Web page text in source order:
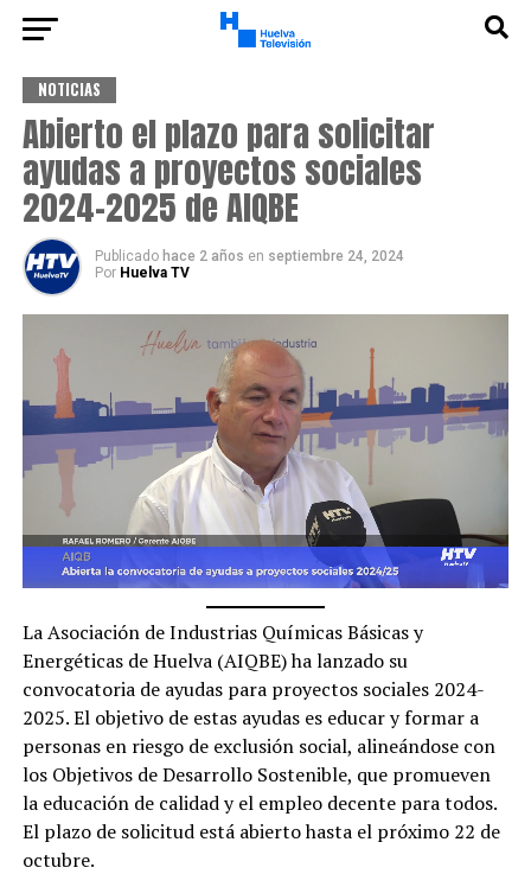
NOTICIAS
Abierto el plazo para solicitar
ayudas a proyectos sociales
2024-2025 de AIQBE
Publicado hace 2 años en septiembre 24, 2024
Por Huelva TV
La Asociación de Industrias Químicas Básicas y
Energéticas de Huelva (AIQBE) ha lanzado su
convocatoria de ayudas para proyectos sociales 2024-
2025. El objetivo de estas ayudas es educar y formar a
personas en riesgo de exclusión social, alineándose con
los Objetivos de Desarrollo Sostenible, que promueven
la educación de calidad y el empleo decente para todos.
El plazo de solicitud está abierto hasta el próximo 22 de
octubre.